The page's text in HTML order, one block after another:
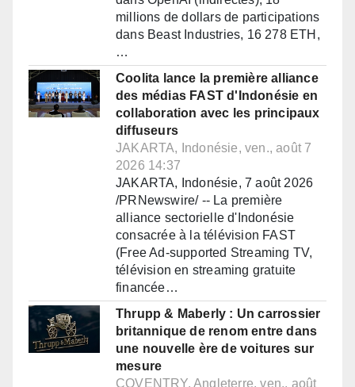
millions de dollars de participations
dans Beast Industries, 16 278 ETH,
…
Coolita lance la première alliance
des médias FAST d'Indonésie en
collaboration avec les principaux
diffuseurs
JAKARTA, Indonésie, ven., août 7
2026 14:37
JAKARTA, Indonésie, 7 août 2026
/PRNewswire/ -- La première
alliance sectorielle d'Indonésie
consacrée à la télévision FAST
(Free Ad-supported Streaming TV,
télévision en streaming gratuite
financée…
Thrupp & Maberly : Un carrossier
britannique de renom entre dans
une nouvelle ère de voitures sur
mesure
COVENTRY, Angleterre, ven., août